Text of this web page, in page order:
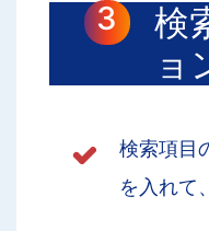
検
ョ
検索項目
を入れて